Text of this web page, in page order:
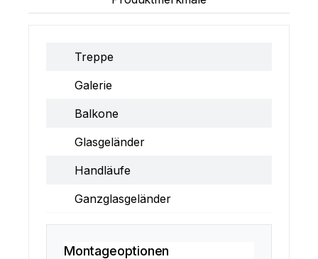
Treppe
Galerie
Balkone
Glasgeländer
Handläufe
Ganzglasgeländer
Montageoptionen